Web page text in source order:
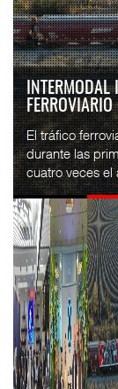
El tráfico
durante las
cuatro veces el